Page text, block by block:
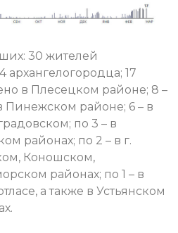
30 жителей
архангелогородца; 17
в Плесецком районе; 8 –
Пинежском районе; 6 – в
по 3 – в
районах; по 2 – в г.
Коношском,
районах; по 1 – в
а также в Устьянском